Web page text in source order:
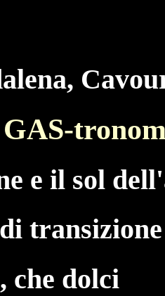
e il sol
transizione
che dolci